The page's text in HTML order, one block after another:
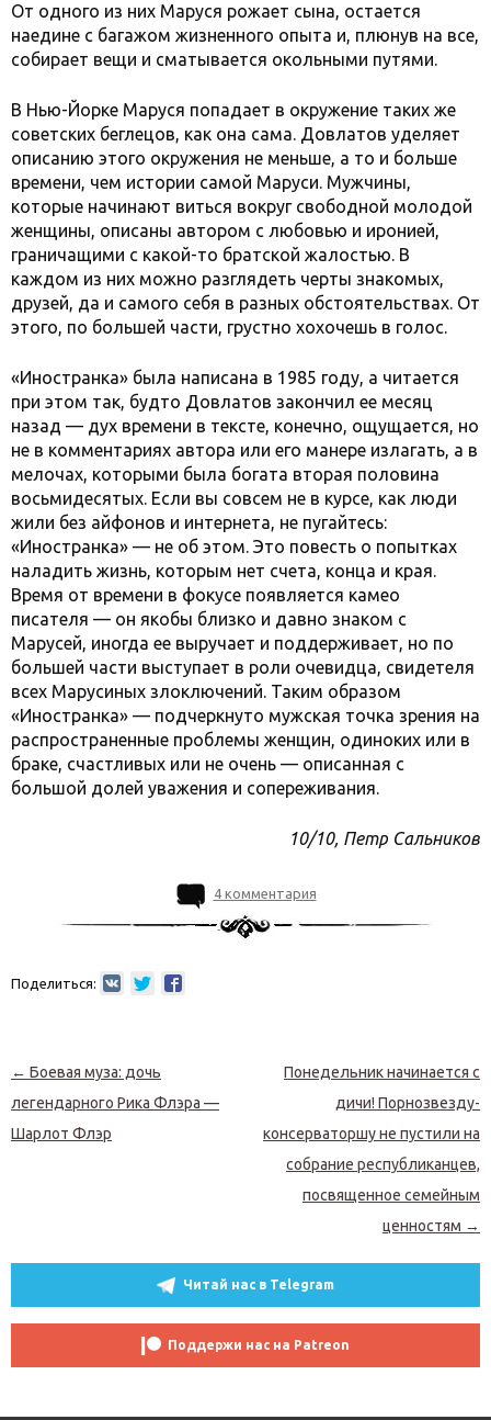
От одного из них Маруся рожает сына, остается
наедине с багажом жизненного опыта и, плюнув на все,
собирает вещи и сматывается окольными путями.
В Нью-Йорке Маруся попадает в окружение таких же
советских беглецов, как она сама. Довлатов уделяет
описанию этого окружения не меньше, а то и больше
времени, чем истории самой Маруси. Мужчины,
которые начинают виться вокруг свободной молодой
женщины, описаны автором с любовью и иронией,
граничащими с какой-то братской жалостью. В
каждом из них можно разглядеть черты знакомых,
друзей, да и самого себя в разных обстоятельствах. От
этого, по большей части, грустно хохочешь в голос.
«Иностранка» была написана в 1985 году, а читается
при этом так, будто Довлатов закончил ее месяц
назад — дух времени в тексте, конечно, ощущается, но
не в комментариях автора или его манере излагать, а в
мелочах, которыми была богата вторая половина
восьмидесятых. Если вы совсем не в курсе, как люди
жили без айфонов и интернета, не пугайтесь:
«Иностранка» — не об этом. Это повесть о попытках
наладить жизнь, которым нет счета, конца и края.
Время от времени в фокусе появляется камео
писателя — он якобы близко и давно знаком с
Марусей, иногда ее выручает и поддерживает, но по
большей части выступает в роли очевидца, свидетеля
всех Марусиных злоключений. Таким образом
«Иностранка» — подчеркнуто мужская точка зрения на
распространенные проблемы женщин, одиноких или в
браке, счастливых или не очень — описанная с
большой долей уважения и сопереживания.
10/10, Петр Сальников
4 комментария
Поделиться:
Навигация по записям
← Боевая муза: дочь
легендарного Рика Флэра —
Шарлот Флэр
Понедельник начинается с
дичи! Порнозвезду-
консерваторшу не пустили на
собрание республиканцев,
посвященное семейным
ценностям →
Читай нас в Telegram
Поддержи нас на Patreon